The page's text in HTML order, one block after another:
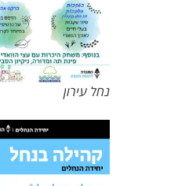
נחל עירון